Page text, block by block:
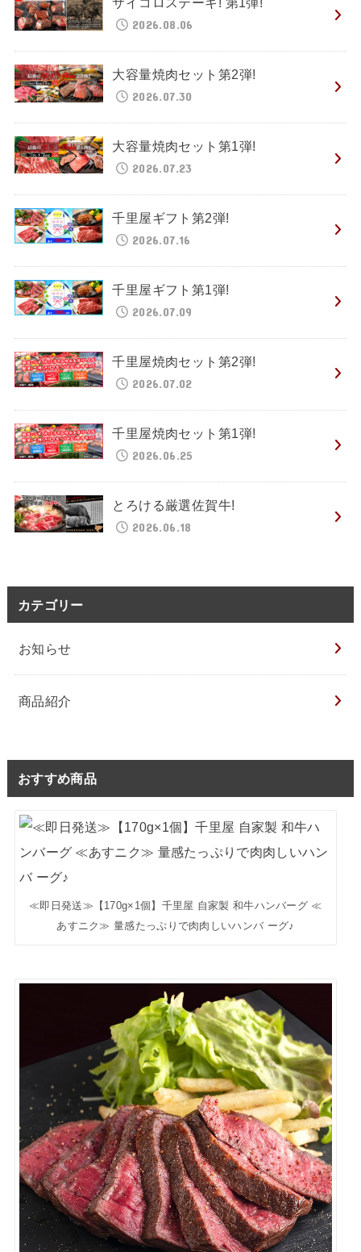
2026.08.06
大容量焼肉セット第2弾!
2026.07.30
大容量焼肉セット第1弾!
2026.07.23
千里屋ギフト第2弾!
2026.07.16
千里屋ギフト第1弾!
2026.07.09
千里屋焼肉セット第2弾!
2026.07.02
千里屋焼肉セット第1弾!
2026.06.25
とろける厳選佐賀牛!
2026.06.18
カテゴリー
お知らせ
商品紹介
おすすめ商品
≪即日発送≫【170g×1個】千里屋 自家製 和牛ハンバーグ ≪
あすニク≫ 量感たっぷりで肉肉しいハンバ ーグ♪